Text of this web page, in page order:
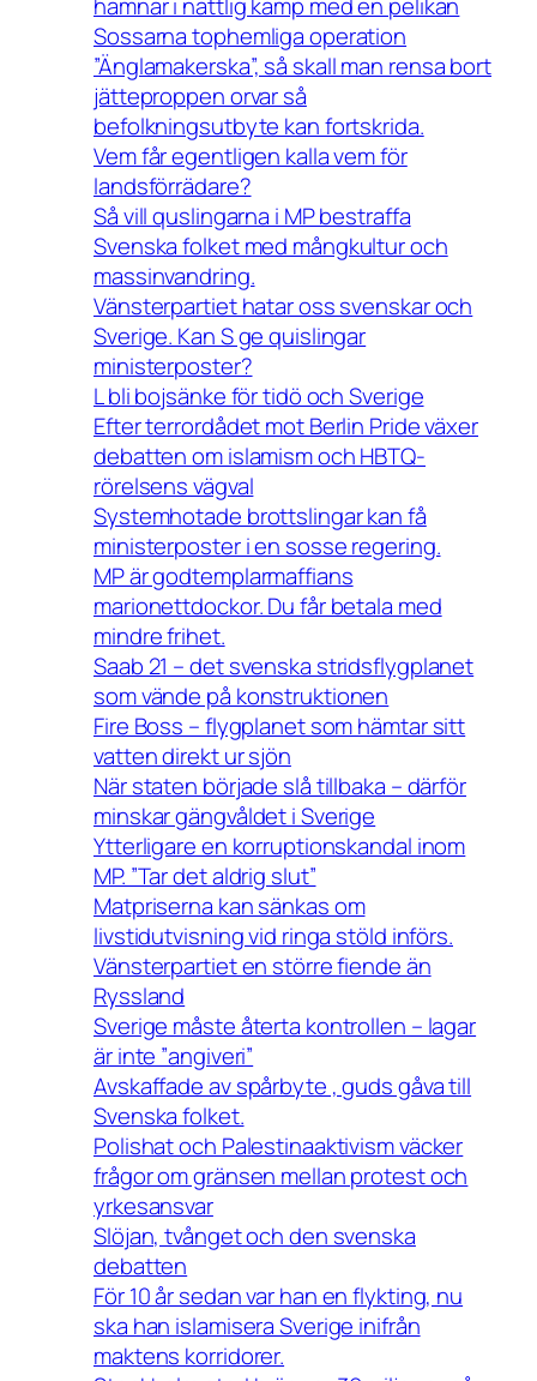
Sossarna tophemliga operation
”Änglamakerska”, så skall man rensa bort
jätteproppen orvar så
befolkningsutbyte kan fortskrida.
Vem får egentligen kalla vem för
landsförrädare?
Så vill quslingarna i MP bestraffa
Svenska folket med mångkultur och
massinvandring.
Vänsterpartiet hatar oss svenskar och
Sverige. Kan S ge quislingar
ministerposter?
L bli bojsänke för tidö och Sverige
Efter terrordådet mot Berlin Pride växer
debatten om islamism och HBTQ-
rörelsens vägval
Systemhotade brottslingar kan få
ministerposter i en sosse regering.
MP är godtemplarmaffians
marionettdockor. Du får betala med
mindre frihet.
Saab 21 – det svenska stridsflygplanet
som vände på konstruktionen
Fire Boss – flygplanet som hämtar sitt
vatten direkt ur sjön
När staten började slå tillbaka – därför
minskar gängvåldet i Sverige
Ytterligare en korruptionskandal inom
MP. ”Tar det aldrig slut”
Matpriserna kan sänkas om
livstidutvisning vid ringa stöld införs.
Vänsterpartiet en större fiende än
Ryssland
Sverige måste återta kontrollen – lagar
är inte ”angiveri”
Avskaffade av spårbyte , guds gåva till
Svenska folket.
Polishat och Palestinaaktivism väcker
frågor om gränsen mellan protest och
yrkesansvar
Slöjan, tvånget och den svenska
debatten
För 10 år sedan var han en flykting, nu
ska han islamisera Sverige inifrån
maktens korridorer.